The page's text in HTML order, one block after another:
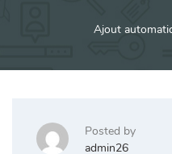
Ajout
Posted by
admin26